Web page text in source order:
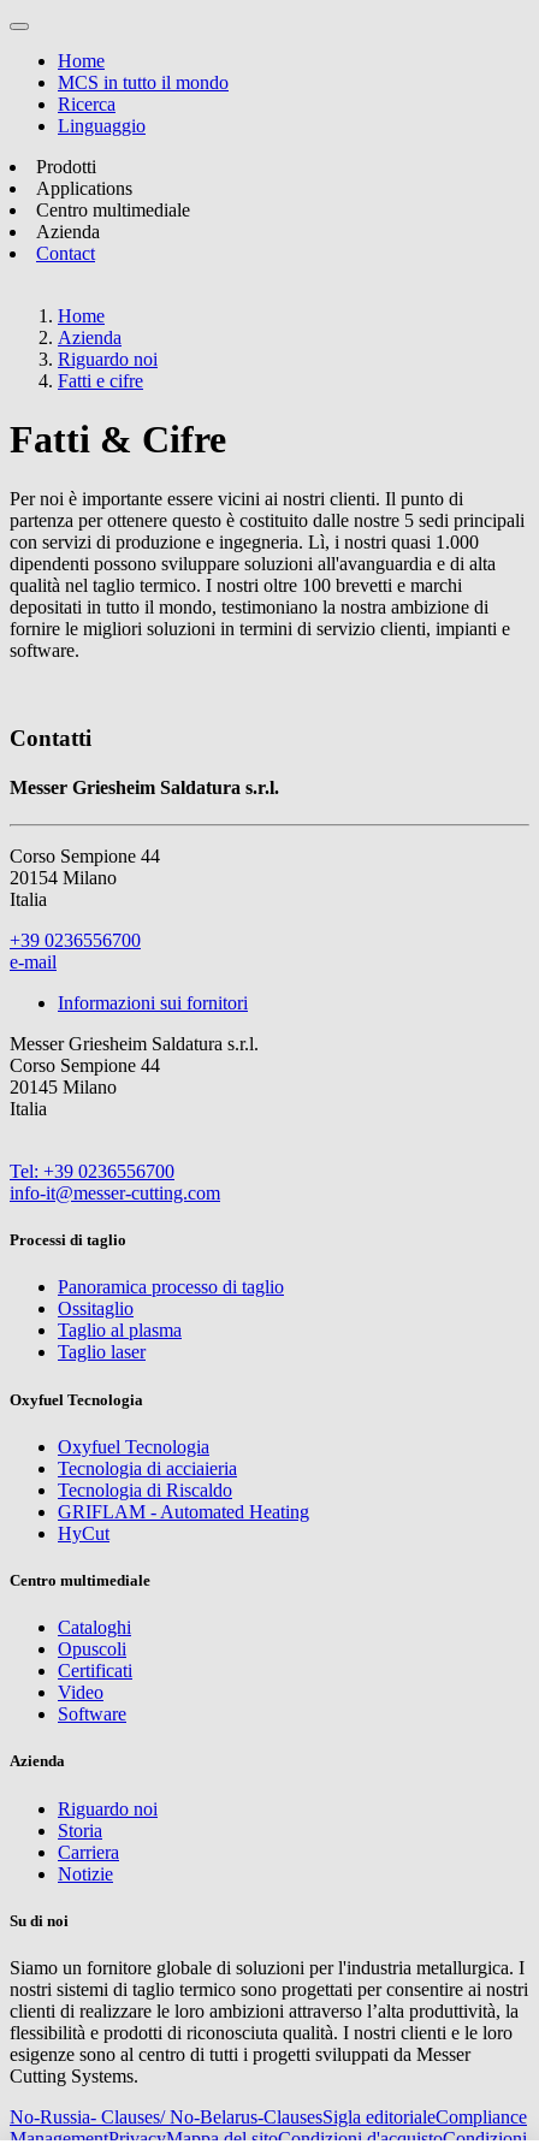
Home
MCS in tutto il mondo
Ricerca
Linguaggio
Prodotti
Applications
Centro multimediale
Azienda
Contact
Home
Azienda
Riguardo noi
Fatti e cifre
Fatti & Cifre
Per noi è importante essere vicini ai nostri clienti. Il punto di
partenza per ottenere questo è costituito dalle nostre 5 sedi principali
con servizi di produzione e ingegneria. Lì, i nostri quasi 1.000
dipendenti possono sviluppare soluzioni all'avanguardia e di alta
qualità nel taglio termico. I nostri oltre 100 brevetti e marchi
depositati in tutto il mondo, testimoniano la nostra ambizione di
fornire le migliori soluzioni in termini di servizio clienti, impianti e
software.
Contatti
Messer Griesheim Saldatura s.r.l.
Corso Sempione 44
20154 Milano
Italia
+39 0236556700
e-mail
Informazioni sui fornitori
Messer Griesheim Saldatura s.r.l.
Corso Sempione 44
20145 Milano
Italia
Tel: +39 0236556700
info-it@messer-cutting.com
Processi di taglio
Panoramica processo di taglio
Ossitaglio
Taglio al plasma
Taglio laser
Oxyfuel Tecnologia
Oxyfuel Tecnologia
Tecnologia di acciaieria
Tecnologia di Riscaldo
GRIFLAM - Automated Heating
HyCut
Centro multimediale
Cataloghi
Opuscoli
Certificati
Video
Software
Azienda
Riguardo noi
Storia
Carriera
Notizie
Su di noi
Siamo un fornitore globale di soluzioni per l'industria metallurgica. I
nostri sistemi di taglio termico sono progettati per consentire ai nostri
clienti di realizzare le loro ambizioni attraverso l’alta produttività, la
flessibilità e prodotti di riconosciuta qualità. I nostri clienti e le loro
esigenze sono al centro di tutti i progetti sviluppati da Messer
Cutting Systems.
No-Russia- Clauses/ No-Belarus-ClausesSigla editorialeCompliance
ManagementPrivacyMappa del sitoCondizioni d'acquistoCondizioni